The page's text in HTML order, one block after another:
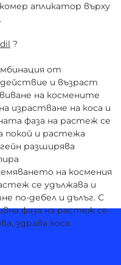
апликатор върху
?
от
и възраст
на космените
израстване на коса и
фаза на растеж се
покой и растежа
разширява
на космения
се удължава и
по-дебел и дълъг. С
фаза на растеж се
здрава коса.